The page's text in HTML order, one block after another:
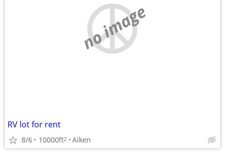
no image
RV lot for rent
8/6 10000ft2 Aiken